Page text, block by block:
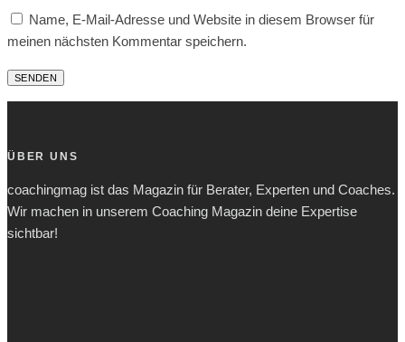
Name, E-Mail-Adresse und Website in diesem Browser für
meinen nächsten Kommentar speichern.
ÜBER UNS
coachingmag ist das Magazin für Berater, Experten und Coaches.
Wir machen in unserem Coaching Magazin deine Expertise
sichtbar!